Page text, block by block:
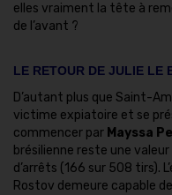
elles vraiment la tête à
de l’avant ?
LE RETOUR DE JULIE LE
D’autant plus que Saint-
victime expiatoire et se
commencer par Mayssa
brésilienne reste une
d’arrêts (166 sur 508 tirs).
Rostov demeure capable